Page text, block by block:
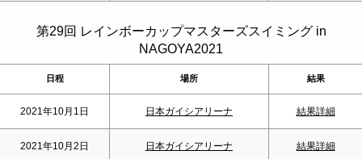
第29回 レインボーカップマスターズスイミング in
NAGOYA2021
日程 場所 結果
2021年10月1日 日本ガイシアリーナ 結果詳細
2021年10月2日 日本ガイシアリーナ 結果詳細